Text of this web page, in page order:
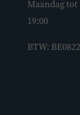
Maandag tot
19:00
BTW: